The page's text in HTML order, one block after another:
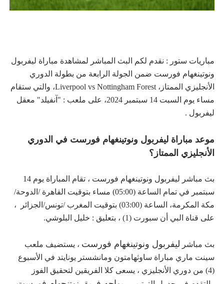
مباريات ستور : نقدم لكم البث المباشر لمشاهدة مباراة ليفربول
ونوتينغهام فورست ضمن الجولة الرابعة من بطولة الدوري
الأنجليزي الممتاز، Liverpool vs Nottingham Forest، والتي ستقام
مساء يوم السبت 14 سبتمبر 2024، على ملعب : "آنفيلد" معقل
ليفربول .
موعد مباراة ليفربول ونوتينغهام فورست في الدوري
الأنجليزي الممتاز؟
بث مباشر ليفربول ونوتينغهام فورست ، تقام المباراة يوم 14
سبتمبر في تمام الساعة (05:00) مساء بتوقيت القاهرة /الدوحة/
مكة المكرمة، الساعة (03:00) بتوقيت المغرب /تونس/الجزائر ،
على قناة البي أن سبورت (1) ، بتعليق : خليل البلوشي.
بث مباشر ليفربول ونوتينغهام فورست ، يستضيف ملعب
سينت ماري مباراة ساوثهامتون ومانشستر يونايتد في الأسبوع
(4) من دوري الأنجليزي ، يسعى كلا الفريقين لتحقيق الفوز